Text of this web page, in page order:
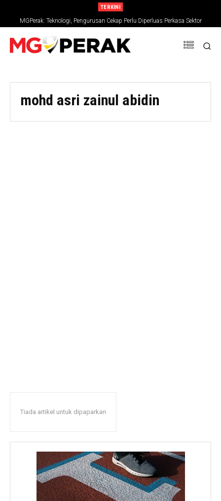
TERKINI
MGPerak: Teknologi, Pengurusan Cekap Perlu Diperluas Perkasa Sektor
Pertanian
mohd asri zainul abidin
Tiada artikel untuk dipaparkan